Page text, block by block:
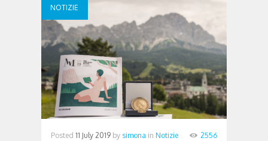
NOTIZIE
Posted 11 July 2019 by simona in Notizie 2556